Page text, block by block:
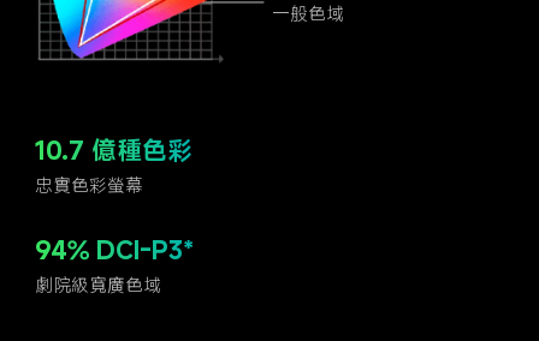
一般色域
10.7 億種色彩
忠實色彩螢幕
94% DCI-P3*
劇院級寬廣色域